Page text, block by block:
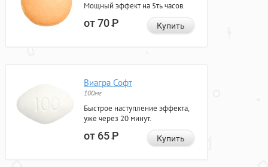
Мощный эффект на 5ть часов.
от 70Р Купить
Виагра Софт
100мг
Быстрое наступление эффекта,
уже через 20 минут.
от 65Р Купить